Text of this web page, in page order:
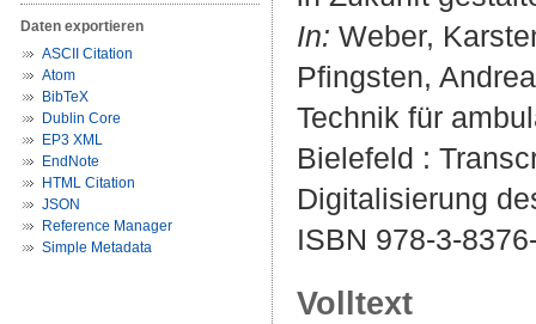
Daten exportieren
ASCII Citation
Atom
BibTeX
Dublin Core
EP3 XML
EndNote
HTML Citation
JSON
Reference Manager
Simple Metadata
In: Weber,
Pfingsten,
Technik für
Bielefeld :
Digitalisierung
ISBN 978-3-
Volltext